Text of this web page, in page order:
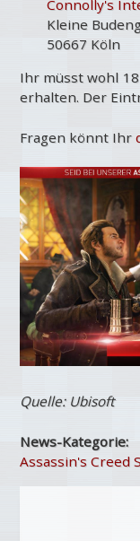
Connolly's
Kleine
50667 Köln
Ihr müsst wohl
erhalten. Der
Fragen könnt Ihr
Quelle: Ubisoft
News-Kategorie:
Assassin's Creed